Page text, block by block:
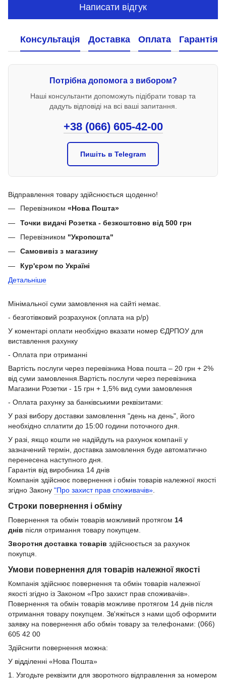
Написати відгук
Консультація Доставка Оплата Гарантія
Потрібна допомога з вибором?
Наші консультанти допоможуть підібрати товар та
дадуть відповіді на всі ваші запитання.
+38 (066) 605-42-00
Пишіть в Telegram
Відправлення товару здійснюється щоденно!
Перевізником «Нова Пошта»
Точки видачі Розетка - безкоштовно від 500 грн
Перевізником "Укропошта"
Самовивіз з магазину
Кур'єром по Україні
Детальніше
Мінімальної суми замовлення на сайті немає.
- безготівковий розрахунок (оплата на р/р)
У коментарі оплати необхідно вказати номер ЄДРПОУ для
виставлення рахунку
- Оплата при отриманні
Вартість послуги через перевізника Нова пошта – 20 грн + 2%
від суми замовлення.Вартість послуги через перевізника
Магазини Розетки - 15 грн + 1,5% вид суми замовлення
- Оплата рахунку за банківськими реквізитами:
У разі вибору доставки замовлення "день на день", його
необхідно сплатити до 15:00 години поточного дня.
У разі, якщо кошти не надійдуть на рахунок компанії у
зазначений термін, доставка замовлення буде автоматично
перенесена наступного дня.
Гарантія від виробника 14 днів
Компанія здійснює повернення і обмін товарів належної якості
згідно Закону "Про захист прав споживачів»
Строки повернення і обміну
Повернення та обмін товарів можливий протягом 14
днів після отримання товару покупцем.
Зворотня доставка товарів здійснюється за рахунок
покупця.
Умови повернення для товарів належної якості
Компанія здійснює повернення та обмін товарів належної
якості згідно із Законом «Про захист прав споживачів».
Повернення та обмін товарів можливе протягом 14 днів після
отримання товару покупцем. Зв'яжіться з нами щоб оформити
заявку на повернення або обмін товару за телефонами: (066)
605 42 00
Здійснити повернення можна:
У відділенні «Нова Пошта»
1. Узгодьте реквізити для зворотного відправлення за номером